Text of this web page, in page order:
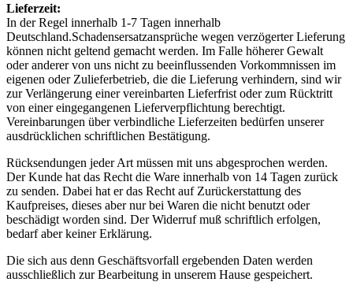
Lieferzeit:
In der Regel innerhalb 1-7 Tagen innerhalb
Deutschland.Schadensersatzansprüche wegen verzögerter Lieferung
können nicht geltend gemacht werden. Im Falle höherer Gewalt
oder anderer von uns nicht zu beeinflussenden Vorkommnissen im
eigenen oder Zulieferbetrieb, die die Lieferung verhindern, sind wir
zur Verlängerung einer vereinbarten Lieferfrist oder zum Rücktritt
von einer eingegangenen Lieferverpflichtung berechtigt.
Vereinbarungen über verbindliche Lieferzeiten bedürfen unserer
ausdrücklichen schriftlichen Bestätigung.
Rücksendungen jeder Art müssen mit uns abgesprochen werden.
Der Kunde hat das Recht die Ware innerhalb von 14 Tagen zurück
zu senden. Dabei hat er das Recht auf Zurückerstattung des
Kaufpreises, dieses aber nur bei Waren die nicht benutzt oder
beschädigt worden sind. Der Widerruf muß schriftlich erfolgen,
bedarf aber keiner Erklärung.
Die sich aus denn Geschäftsvorfall ergebenden Daten werden
ausschließlich zur Bearbeitung in unserem Hause gespeichert.